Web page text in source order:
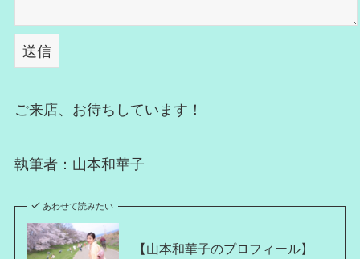
ご来店、お待ちしています！
執筆者：山本和華子
あわせて読みたい
【山本和華子のプロフィール】